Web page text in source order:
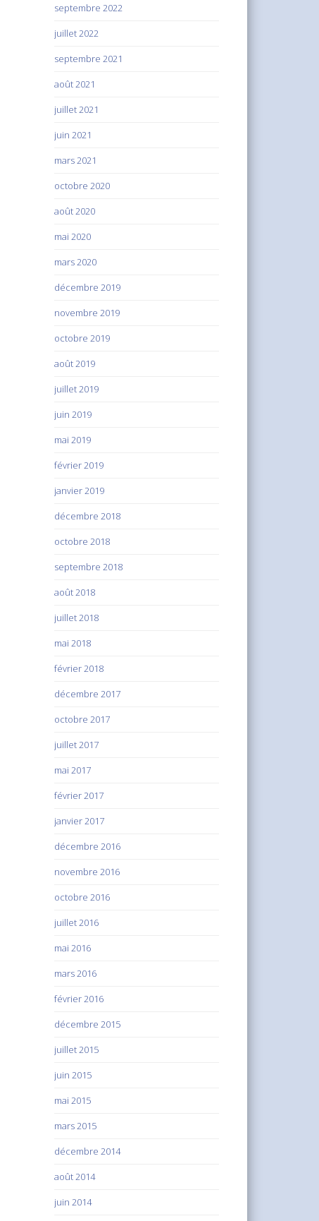
septembre 2022
juillet 2022
septembre 2021
août 2021
juillet 2021
juin 2021
mars 2021
octobre 2020
août 2020
mai 2020
mars 2020
décembre 2019
novembre 2019
octobre 2019
août 2019
juillet 2019
juin 2019
mai 2019
février 2019
janvier 2019
décembre 2018
octobre 2018
septembre 2018
août 2018
juillet 2018
mai 2018
février 2018
décembre 2017
octobre 2017
juillet 2017
mai 2017
février 2017
janvier 2017
décembre 2016
novembre 2016
octobre 2016
juillet 2016
mai 2016
mars 2016
février 2016
décembre 2015
juillet 2015
juin 2015
mai 2015
mars 2015
décembre 2014
août 2014
juin 2014